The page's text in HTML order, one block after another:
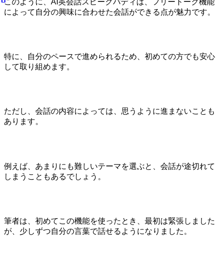
によって自分の興味に合わせた会話ができる点が魅力です。
特に、自分のペースで進められるため、初めての方でも安心
して取り組めます。
ただし、会話の内容によっては、思うように進まないことも
あります。
例えば、あまりにも難しいテーマを選ぶと、会話が途切れて
しまうこともあるでしょう。
筆者は、初めてこの機能を使ったとき、最初は緊張しました
が、少しずつ自分の言葉で話せるようになりました。